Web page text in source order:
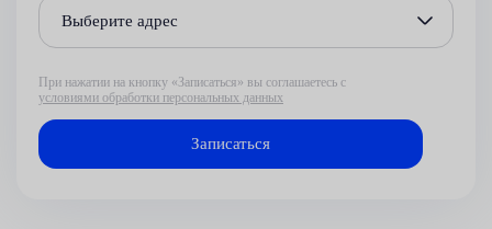
Выберите адрес
При нажатии на кнопку «Записаться» вы соглашаетесь с
условиями обработки персональных данных